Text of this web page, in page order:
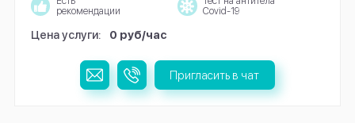
рекомендации
Covid-19
Цена услуги: 0 руб/час
Пригласить в чат